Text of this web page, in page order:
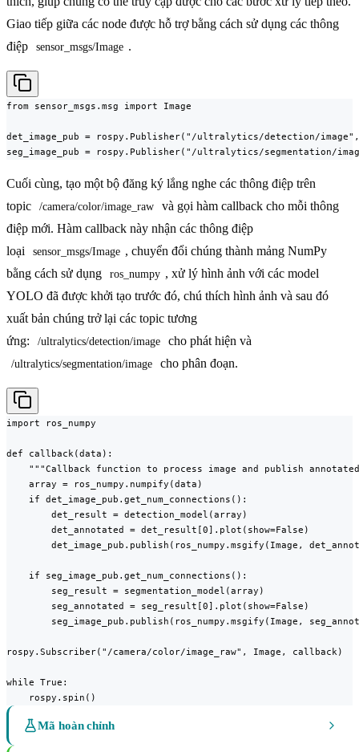
Giao tiếp giữa các node được hỗ trợ bằng cách sử dụng các thông
điệp
sensor_msgs/Image .
from sensor_msgs.msg import Image
det_image_pub = rospy.Publisher("/ultralytics/detection/image",
seg_image_pub = rospy.Publisher("/ultralytics/segmentation/
Cuối cùng, tạo một bộ đăng ký lắng nghe các thông điệp trên
topic
/camera/color/image_raw
và gọi hàm callback cho mỗi thông
điệp mới. Hàm callback này nhận các thông điệp
loại
sensor_msgs/Image , chuyển đổi chúng thành mảng NumPy
bằng cách sử dụng
ros_numpy , xử lý hình ảnh với các model
YOLO đã được khởi tạo trước đó, chú thích hình ảnh và sau đó
xuất bản chúng trở lại các topic tương
ứng:
/ultralytics/detection/image cho phát hiện và
/ultralytics/segmentation/image cho phân đoạn.
import ros_numpy
def callback(data):
"""Callback function to process image and publish
    array = ros_numpy.numpify(data)
    if det_image_pub.get_num_connections():
        det_result = detection_model(array)
        det_annotated = det_result[0].plot(show=False)
det_image_pub.publish(ros_numpy.msgify(Image,
    if seg_image_pub.get_num_connections():
        seg_result = segmentation_model(array)
        seg_annotated = seg_result[0].plot(show=False)
seg_image_pub.publish(ros_numpy.msgify(Image,
rospy.Subscriber("/camera/color/image_raw", Image, callback)
while True:
    rospy.spin()
Mã hoàn chỉnh